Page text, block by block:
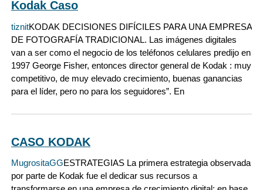
Kodak Caso
tiznitKODAK DECISIONES DIFÍCILES PARA UNA EMPRESA
DE FOTOGRAFÍA TRADICIONAL. Las imágenes digitales
van a ser como el negocio de los teléfonos celulares predijo en
1997 George Fisher, entonces director general de Kodak : muy
competitivo, de muy elevado crecimiento, buenas ganancias
para el líder, pero no para los seguidores”. En
CASO KODAK
MugrositaGGESTRATEGIAS La primera estrategia observada
por parte de Kodak fue el dedicar sus recursos a